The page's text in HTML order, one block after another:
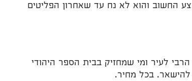
החשוב והוא לא נח עד שאחרון הפליטים
לעיר ומי שמחזיק בבית הספר היהודי
להישאר. בכל מחיר.